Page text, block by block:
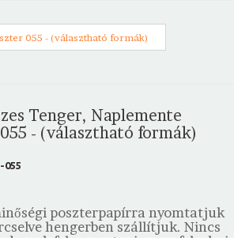
055 - (választható formák)
Tenger, Naplemente
- (választható formák)
055
poszterpapírra nyomtatjuk
hengerben szállítjuk. Nincs